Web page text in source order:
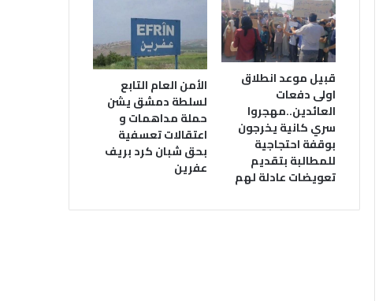
قبيل موعد انطلاق
اولى دفعات
العائدين..مهجروا
سري كانية يخرجون
بوقفة احتجاجية
للمطالبة بتقديم
تعويضات عادلة لهم
الأمن العام التابع
لسلطة دمشق يشن
حملة مداهمات و
اعتقالات تعسفية
بحق شبان كرد بريف
عفرين